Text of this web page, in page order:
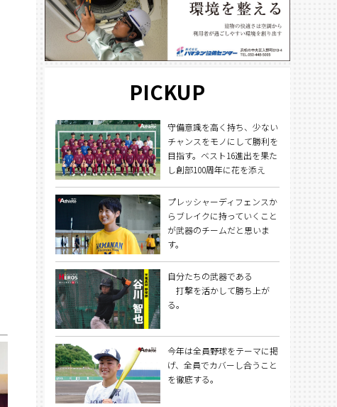
PICKUP
守備意識を高く持ち、少ない
チャンスをモノにして勝利を
目指す。ベスト16進出を果た
し創部100周年に花を添え
プレッシャーディフェンスか
らブレイクに持っていくこと
が武器のチームだと思いま
す。
自分たちの武器である
打撃を活かして勝ち上が
る。
今年は全員野球をテーマに掲
げ、全員でカバーし合うこと
を徹底する。